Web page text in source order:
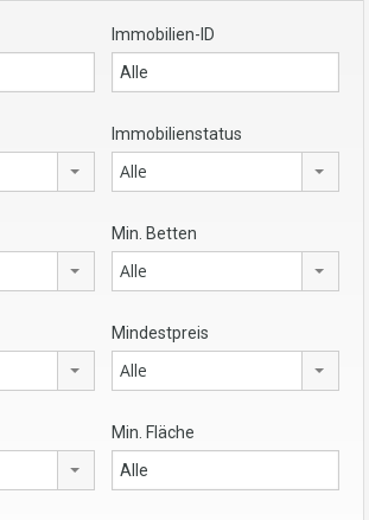
Immobilien-ID
Immobilienstatus
Alle
Min. Betten
Alle
Mindestpreis
Alle
Min. Fläche